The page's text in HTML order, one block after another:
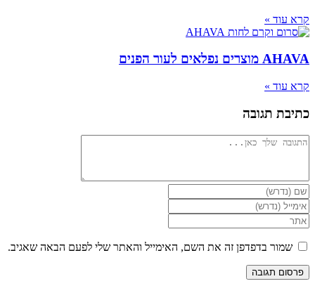
קרא עוד »
AHAVA מוצרים נפלאים לעור הפנים
קרא עוד »
כתיבת תגובה
להגיב
הזן
את
השם
שלך
או
שם
משתמש
כדי
הזן
את
כתובת
דואר
האלקטרוני
שלך
כדי
הזן
את
כתובת
האינטרנט
שלך
שמור בדפדפן זה את השם, האימייל והאתר שלי לפעם הבאה שאגיב.